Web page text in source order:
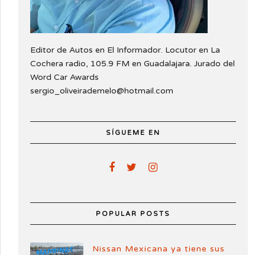
Editor de Autos en El Informador. Locutor en La
Cochera radio, 105.9 FM en Guadalajara. Jurado del
Word Car Awards
sergio_oliveirademelo@hotmail.com
SÍGUEME EN
POPULAR POSTS
Nissan Mexicana ya tiene sus